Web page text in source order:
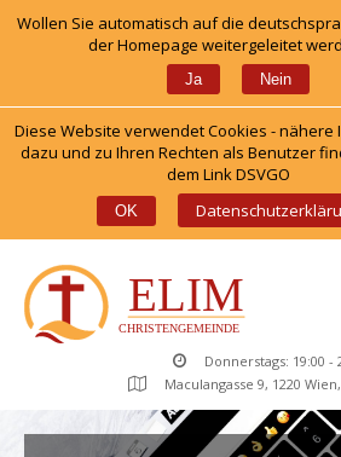
Wollen Sie automatisch auf die
der Homepage weitergeleitet
Ja Nein
Diese Website verwendet Cookies - nähere
dazu und zu Ihren Rechten als Benutzer
dem Link DSVGO
OK
Donnerstags: 19:00 -
Maculangasse 9, 1220